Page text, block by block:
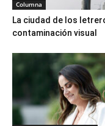
Columna
La ciudad de los
contaminación visual